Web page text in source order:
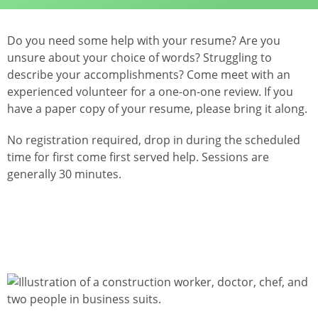
Do you need some help with your resume? Are you
unsure about your choice of words? Struggling to
describe your accomplishments? Come meet with an
experienced volunteer for a one-on-one review. If you
have a paper copy of your resume, please bring it along.
No registration required, drop in during the scheduled
time for first come first served help. Sessions are
generally 30 minutes.